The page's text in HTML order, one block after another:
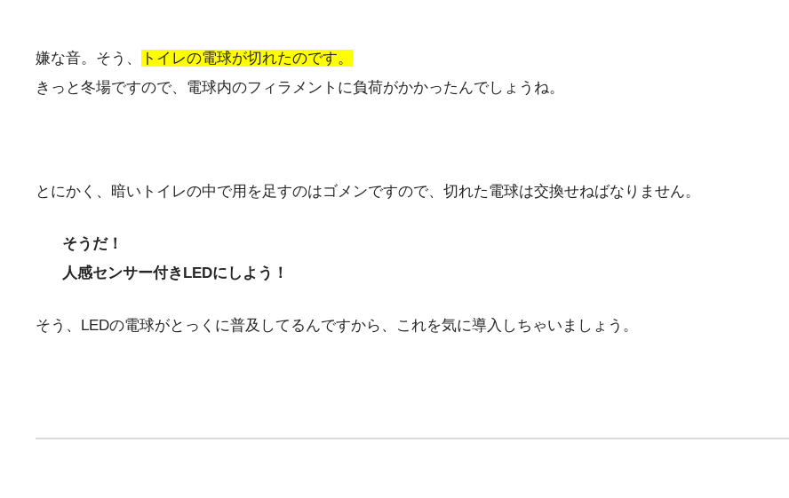
嫌な音。そう、
トイレの電球が切れたのです。
きっと冬場ですので、電球内のフィラメントに負荷がかかったんでしょうね。
とにかく、暗いトイレの中で用を足すのはゴメンですので、切れた電球は交換せねばなりません。
そうだ！
人感センサー付きLEDにしよう！
そう、LEDの電球がとっくに普及してるんですから、これを気に導入しちゃいましょう。